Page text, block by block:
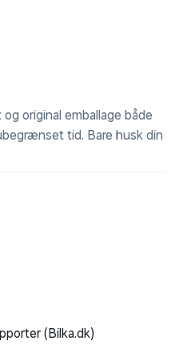
original emballage både
tid. Bare husk din
(Bilka.dk)